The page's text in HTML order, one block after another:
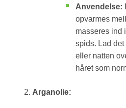
Anvendelse:
opvarmes
masseres ind
spids. Lad
eller natten
håret som
Arganolie: